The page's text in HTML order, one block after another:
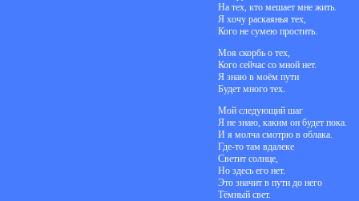
На тех, кто мешает мне жить.
Я хочу раскаянья тех,
Кого не сумею простить.
Моя скорбь о тех,
Кого сейчас со мной нет.
Я знаю в моём пути
Будет много тех.
Мой следующий шаг
Я не знаю, каким он будет пока.
И я молча смотрю в облака.
Где-то там вдалеке
Светит солнце,
Но здесь его нет.
Это значит в пути до него
Тёмный свет.